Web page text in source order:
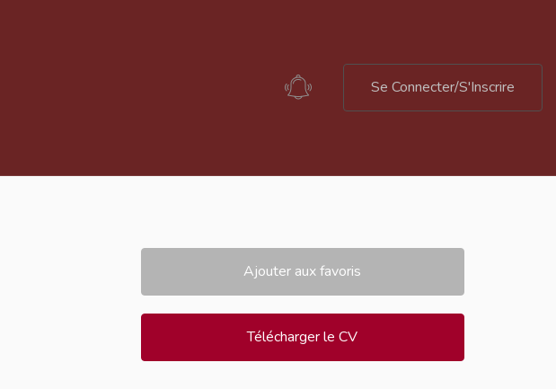
Se Connecter/S'Inscrire
Ajouter aux favoris
Télécharger le CV